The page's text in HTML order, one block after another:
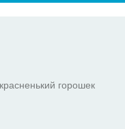
горошек